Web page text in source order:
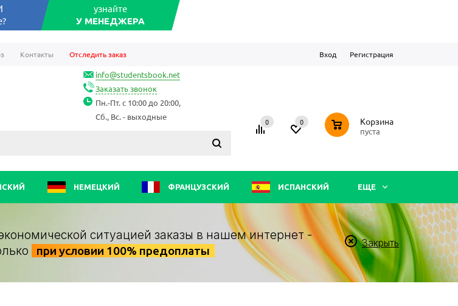
узнайте
У МЕНЕДЖЕРА
Контакты Отследить заказ Вход Регистрация
info@studentsbook.net
Заказать звонок
Пн.-Пт. с 10:00 до 20:00,
Сб., Вс. - выходные
0 0 0 Корзина
пуста
НЕМЕЦКИЙ ФРАНЦУЗСКИЙ ИСПАНСКИЙ ЕЩЕ
ситуацией заказы в нашем интернет -
при условии 100% предоплаты
Закрыть